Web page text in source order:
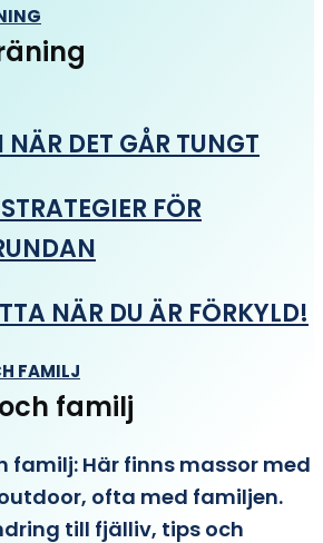
DET GÅR TUNGT
FÖR
NÄR DU ÄR FÖRKYLD!
FAMILJ
familj
familj: Här finns massor med
ofta med familjen.
till fjälliv, tips och